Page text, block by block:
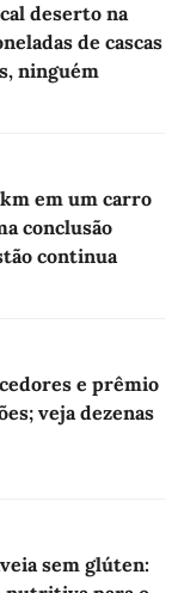
deserto na
de cascas
ninguém
em um carro
conclusão
continua
e prêmio
veja dezenas
sem glúten: